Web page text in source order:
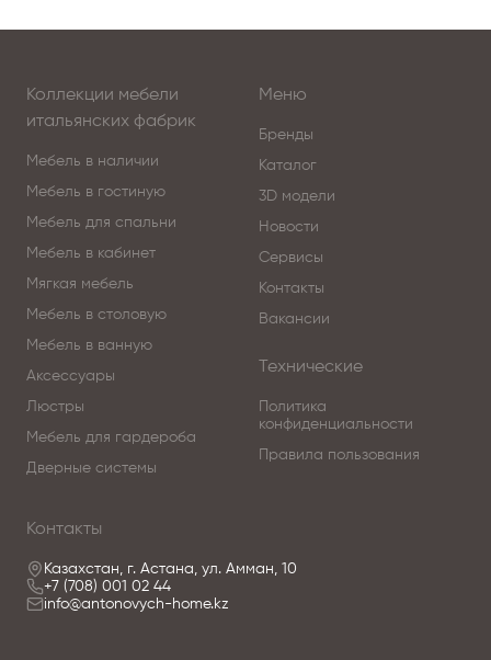
Коллекции мебели
итальянских фабрик
Мебель в наличии
Мебель в гостиную
Мебель для спальни
Мебель в кабинет
Мягкая мебель
Мебель в столовую
Мебель в ванную
Аксессуары
Люстры
Мебель для гардероба
Дверные системы
Меню
Бренды
Каталог
3D модели
Новости
Сервисы
Контакты
Вакансии
Технические
Политика
конфиденциальности
Правила пользования
Контакты
Казахстан, г. Астана, ул. Амман, 10
+7 (708) 001 02 44
info@antonovych-home.kz